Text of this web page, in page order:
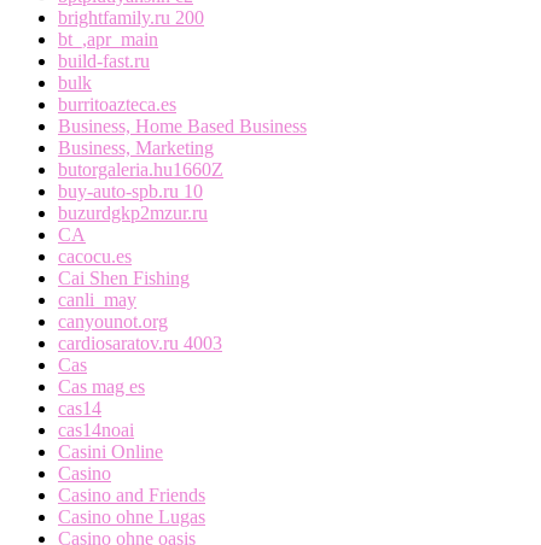
brightfamily.ru 200
bt_,apr_main
build-fast.ru
bulk
burritoazteca.es
Business, Home Based Business
Business, Marketing
butorgaleria.hu1660Z
buy-auto-spb.ru 10
buzurdgkp2mzur.ru
CA
cacocu.es
Cai Shen Fishing
canli_may
canyounot.org
cardiosaratov.ru 4003
Cas
Cas mag es
cas14
cas14noai
Casini Online
Casino
Casino and Friends
Casino ohne Lugas
Casino ohne oasis